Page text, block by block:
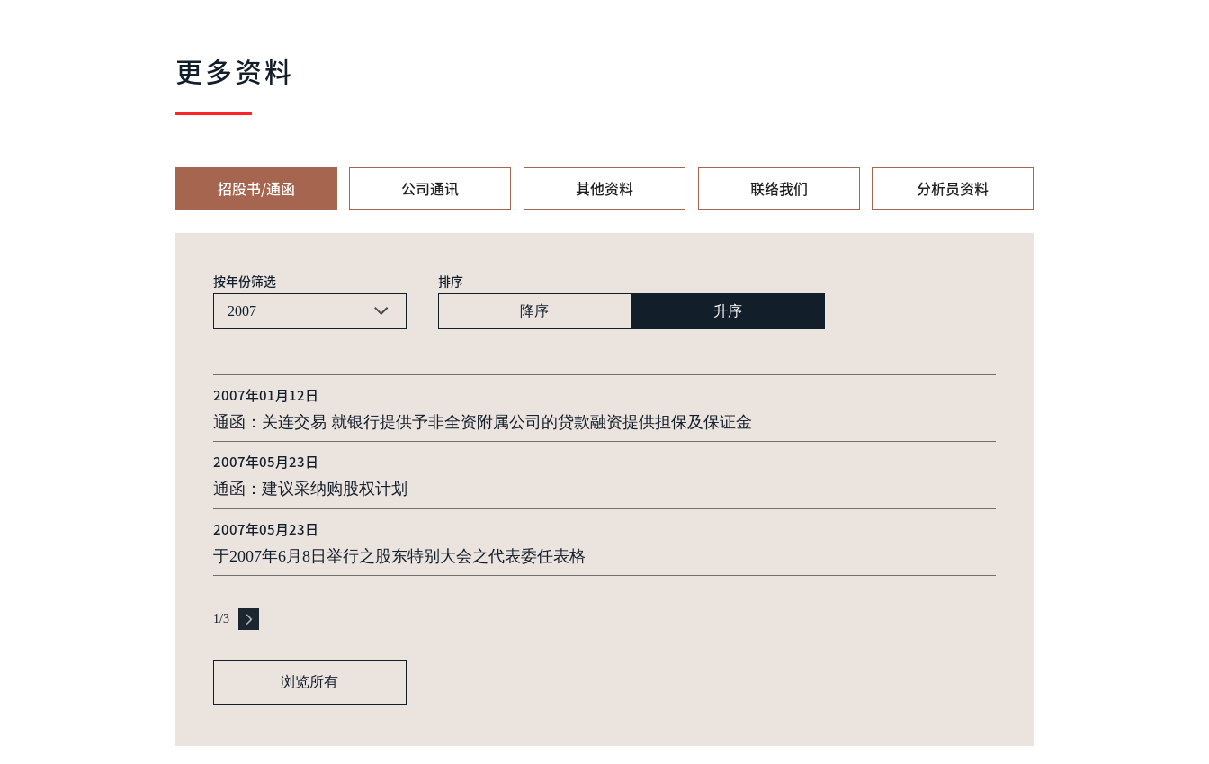
更多资料
招股书/通函 公司通讯 其他资料 联络我们 分析员资料
按年份筛选
2007
排序
降序 升序
2007年01月12日
通函：关连交易 就银行提供予非全资附属公司的贷款融资提供担保及保证金
2007年05月23日
通函：建议采纳购股权计划
2007年05月23日
于2007年6月8日举行之股东特别大会之代表委任表格
1 /3
浏览所有